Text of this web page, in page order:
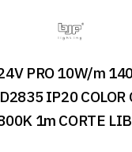
PRO 10W/m
IP20 COLOR
1m CORTE